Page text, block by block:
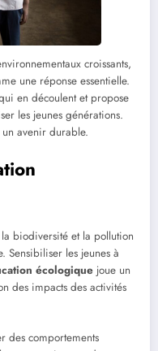
croissants,
une réponse essentielle.
en découlent et propose
les jeunes générations.
avenir durable.
biodiversité et la pollution
Sensibiliser les jeunes à
écologique joue un
des impacts des activités
des comportements